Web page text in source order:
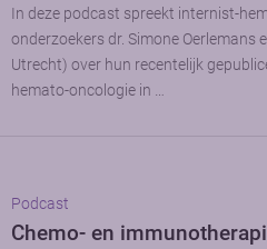
In deze podcast spreekt internist-
onderzoekers dr. Simone Oerlemans
Utrecht) over hun recentelijk
hemato-oncologie in …
Podcast
Chemo- en